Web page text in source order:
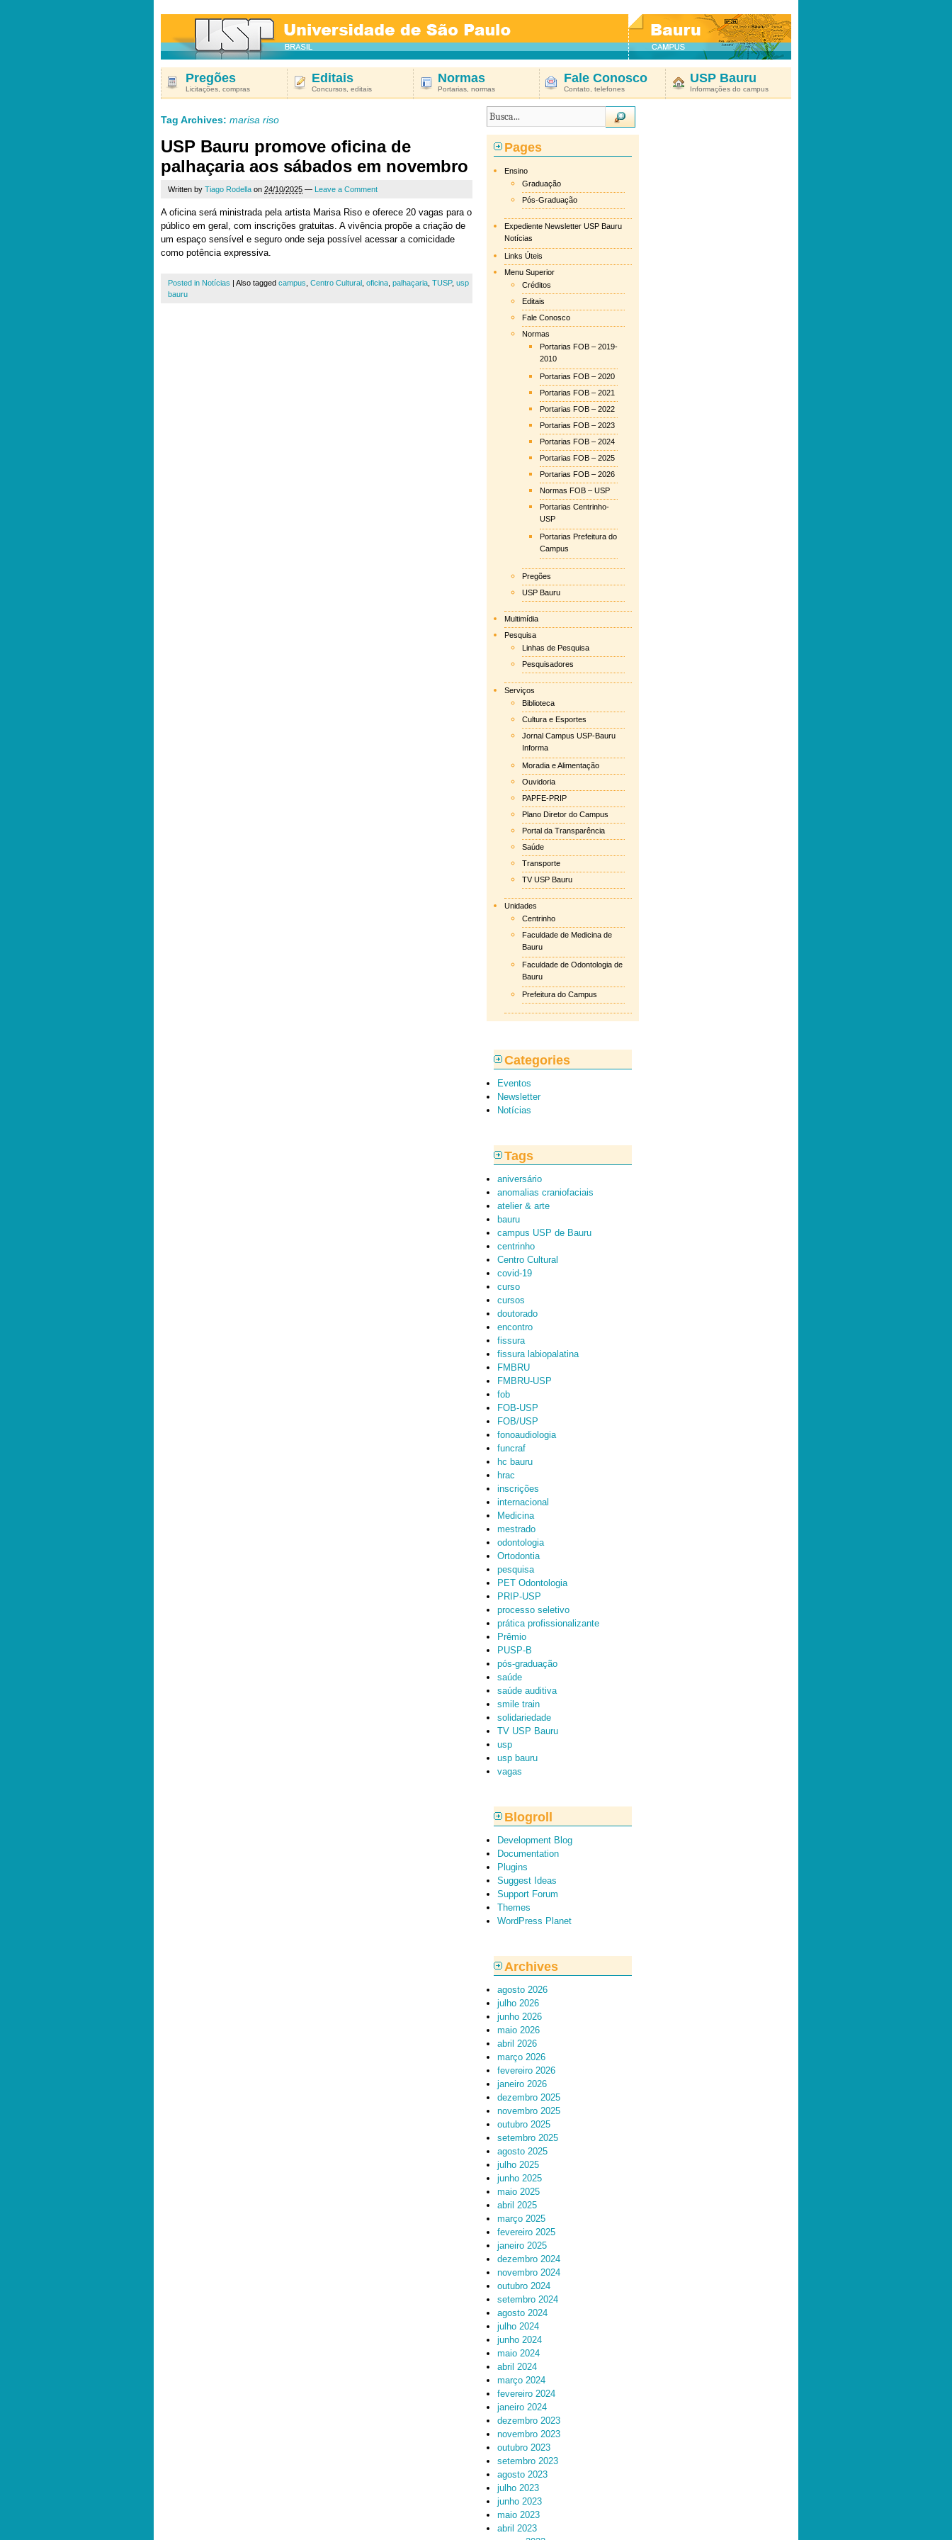
Pregões
Licitações, compras
Editais
Concursos, editais
Normas
Portarias, normas
Fale Conosco
Contato, telefones
USP Bauru
Informações do campus
Tag Archives: marisa riso
USP Bauru promove oficina de
palhaçaria aos sábados em novembro
Written by Tiago Rodella on 24/10/2025 — Leave a Comment
A oficina será ministrada pela artista Marisa Riso e oferece 20 vagas para o
público em geral, com inscrições gratuitas. A vivência propõe a criação de
um espaço sensível e seguro onde seja possível acessar a comicidade
como potência expressiva.
Posted in Notícias | Also tagged campus Centro Cultural oficina palhaçaria TUSP, usp
bauru
Pages
Ensino
Graduação
Pós-Graduação
Expediente Newsletter USP Bauru
Notícias
Links Úteis
Menu Superior
Créditos
Editais
Fale Conosco
Normas
Portarias FOB – 2019-
2010
Portarias FOB – 2020
Portarias FOB – 2021
Portarias FOB – 2022
Portarias FOB – 2023
Portarias FOB – 2024
Portarias FOB – 2025
Portarias FOB – 2026
Normas FOB – USP
Portarias Centrinho-
USP
Portarias Prefeitura do
Campus
Pregões
USP Bauru
Multimídia
Pesquisa
Linhas de Pesquisa
Pesquisadores
Serviços
Biblioteca
Cultura e Esportes
Jornal Campus USP-Bauru
Informa
Moradia e Alimentação
Ouvidoria
PAPFE-PRIP
Plano Diretor do Campus
Portal da Transparência
Saúde
Transporte
TV USP Bauru
Unidades
Centrinho
Faculdade de Medicina de
Bauru
Faculdade de Odontologia de
Bauru
Prefeitura do Campus
Categories
Eventos
Newsletter
Notícias
Tags
aniversário
anomalias craniofaciais
atelier & arte
bauru
campus USP de Bauru
centrinho
Centro Cultural
covid-19
curso
cursos
doutorado
encontro
fissura
fissura labiopalatina
FMBRU
FMBRU-USP
fob
FOB-USP
FOB/USP
fonoaudiologia
funcraf
hc bauru
hrac
inscrições
internacional
Medicina
mestrado
odontologia
Ortodontia
pesquisa
PET Odontologia
PRIP-USP
processo seletivo
prática profissionalizante
Prêmio
PUSP-B
pós-graduação
saúde
saúde auditiva
smile train
solidariedade
TV USP Bauru
usp
usp bauru
vagas
Blogroll
Development Blog
Documentation
Plugins
Suggest Ideas
Support Forum
Themes
WordPress Planet
Archives
agosto 2026
julho 2026
junho 2026
maio 2026
abril 2026
março 2026
fevereiro 2026
janeiro 2026
dezembro 2025
novembro 2025
outubro 2025
setembro 2025
agosto 2025
julho 2025
junho 2025
maio 2025
abril 2025
março 2025
fevereiro 2025
janeiro 2025
dezembro 2024
novembro 2024
outubro 2024
setembro 2024
agosto 2024
julho 2024
junho 2024
maio 2024
abril 2024
março 2024
fevereiro 2024
janeiro 2024
dezembro 2023
novembro 2023
outubro 2023
setembro 2023
agosto 2023
julho 2023
junho 2023
maio 2023
abril 2023